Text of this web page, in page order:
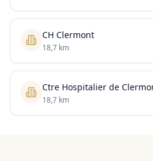
CH Clermont
18,7 km
Ctre Hospitalier de
18,7 km